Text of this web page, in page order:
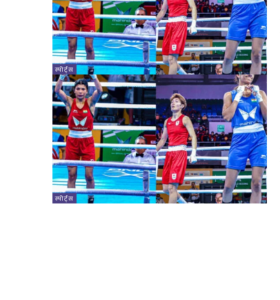
स्पोर्ट्स
स्पोर्ट्स